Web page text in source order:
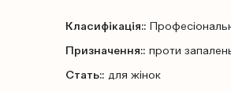
Класифікація::
Призначення:: проти
Стать:: для жінок